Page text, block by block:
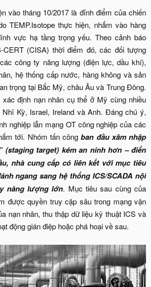
vào tháng 10/2017 là đỉnh điểm của chiến
TEMP.Isotope thực hiện, nhắm vào hàng
vực hạ tầng trọng yếu. Theo cảnh báo
CERT (CISA) thời điểm đó, các đối tượng
công ty năng lượng (điện lực, dầu khí),
hệ thống cấp nước, hàng không và sản
trọng tại Bắc Mỹ, châu Âu và Trung Đông.
định nạn nhân cụ thể ở Mỹ cùng nhiều
Kỳ, Israel, Ireland và Anh. Đáng chú ý,
nghiệp lẫn mạng OT công nghiệp của các
tới. Nhóm tấn côngban đầu xâm nhập
(staging target) kém an ninh hơn – điển
nhà cung cấp có liên kết với mục tiêu
ngang sang hệ thống ICS/SCADA nội
năng lượng lớn. Mục tiêu sau cùng của
được quyền truy cập sâu trong mạng vận
nạn nhân, thu thập dữ liệu kỹ thuật ICS và
động gián điệp hoặc phá hoại về sau.